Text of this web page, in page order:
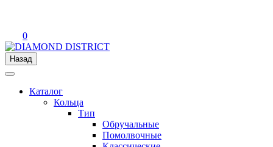
0
Назад
Каталог
Кольца
Тип
Обручальные
Помолвочные